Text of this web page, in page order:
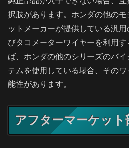
択肢があります。ホンダの他の
ットメーカーが提供している汎
びタコメーターワイヤーを利用す
ば、ホンダの他のシリーズのバ
テムを使用している場合、その
能性があります。
アフターマーケット